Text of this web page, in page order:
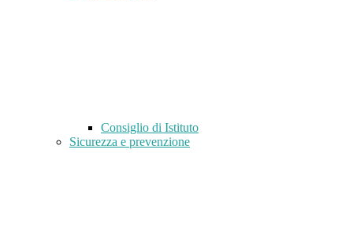
Consiglio di Istituto
Sicurezza e prevenzione